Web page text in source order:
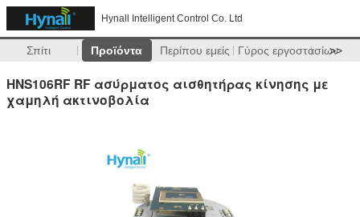
Hynall Intelligent Control Co. Ltd
Σπίτι Προϊόντα Περίπου εμείς Γύρος εργοστασίων
>>
HNS106RF RF ασύρματος αισθητήρας κίνησης με
χαμηλή ακτινοβολία